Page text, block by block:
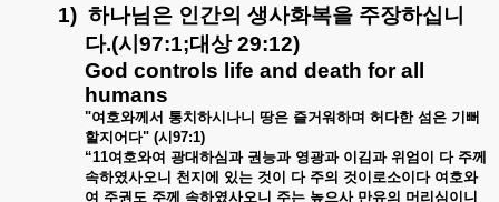
1) 하나님은 인간의 생사화복을 주장하십니
다.(시 97:1;대상 29:12)
God controls life and death for all
humans
"여호와께서 통치하시나니 땅은 즐거워하며 허다한 섬은 기뻐
할지어다" (시 97:1)
“11여호와여 광대하심과 권능과 영광과 이김과 위엄이 다 주께
속하였사오니 천지에 있는 것이 다 주의 것이로소이다 여호와
여 주권도 주께 속하였사오니 주는 높으사 만유의 머리심이니